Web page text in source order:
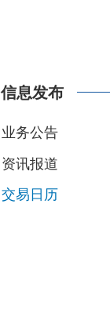
信息发布
业务公告
资讯报道
交易日历